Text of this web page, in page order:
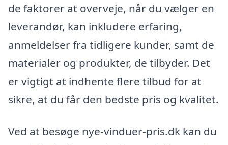
de faktorer at overveje, når du vælger en
leverandør, kan inkludere erfaring,
anmeldelser fra tidligere kunder, samt de
materialer og produkter, de tilbyder. Det
er vigtigt at indhente flere tilbud for at
sikre, at du får den bedste pris og kvalitet.
Ved at besøge nye-vinduer-pris.dk kan du